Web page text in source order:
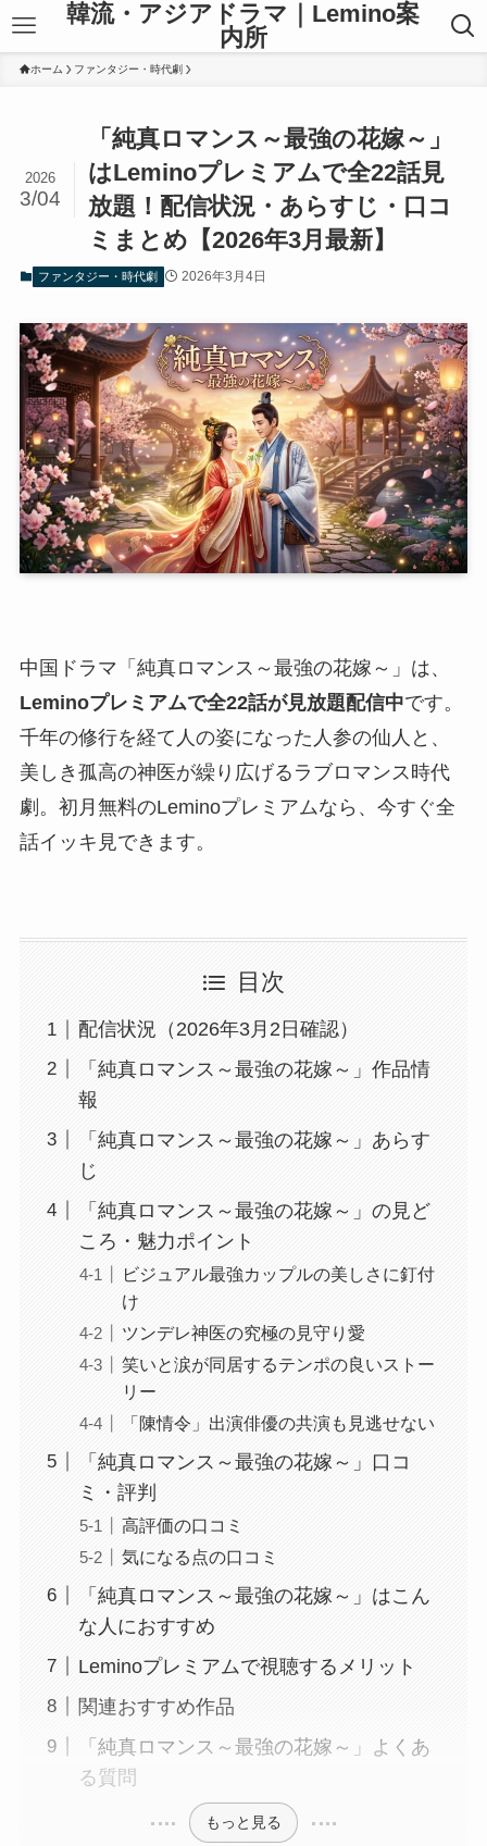
韓流・アジアドラマ｜Lemino案
内所
ホーム ファンタジー・時代劇
「純真ロマンス～最強の花嫁～」
はLeminoプレミアムで全22話見
放題！配信状況・あらすじ・口コ
ミまとめ【2026年3月最新】
2026
3/04
ファンタジー・時代劇 2026年3月4日
中国ドラマ「純真ロマンス～最強の花嫁～」は、
Leminoプレミアムで全22話が見放題配信中です。
千年の修行を経て人の姿になった人参の仙人と、
美しき孤高の神医が繰り広げるラブロマンス時代
劇。初月無料のLeminoプレミアムなら、今すぐ全
話イッキ見できます。
目次
配信状況（2026年3月2日確認）
「純真ロマンス～最強の花嫁～」作品情
報
「純真ロマンス～最強の花嫁～」あらす
じ
「純真ロマンス～最強の花嫁～」の見ど
ころ・魅力ポイント
ビジュアル最強カップルの美しさに釘付
け
ツンデレ神医の究極の見守り愛
笑いと涙が同居するテンポの良いストー
リー
「陳情令」出演俳優の共演も見逃せない
「純真ロマンス～最強の花嫁～」口コ
ミ・評判
高評価の口コミ
気になる点の口コミ
「純真ロマンス～最強の花嫁～」はこん
な人におすすめ
Leminoプレミアムで視聴するメリット
関連おすすめ作品
「純真ロマンス～最強の花嫁～」よくあ
る質問
もっと見る